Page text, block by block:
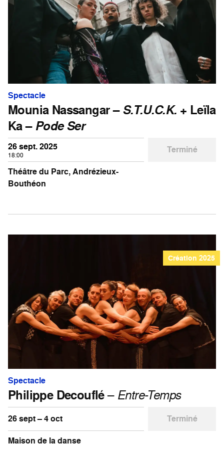
Spectacle
Mounia Nassangar –S.T.U.C.K. + Leïla
Ka – Pode Ser
26 sept. 2025
18:00
Terminé
Théâtre du Parc, Andrézieux-
Bouthéon
Création 2025
Spectacle
Philippe Decouflé– Entre-Temps
26 sept – 4 oct
Terminé
Maison de la danse